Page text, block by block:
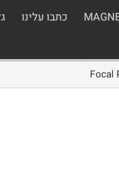
כתבו עלינו
Focal